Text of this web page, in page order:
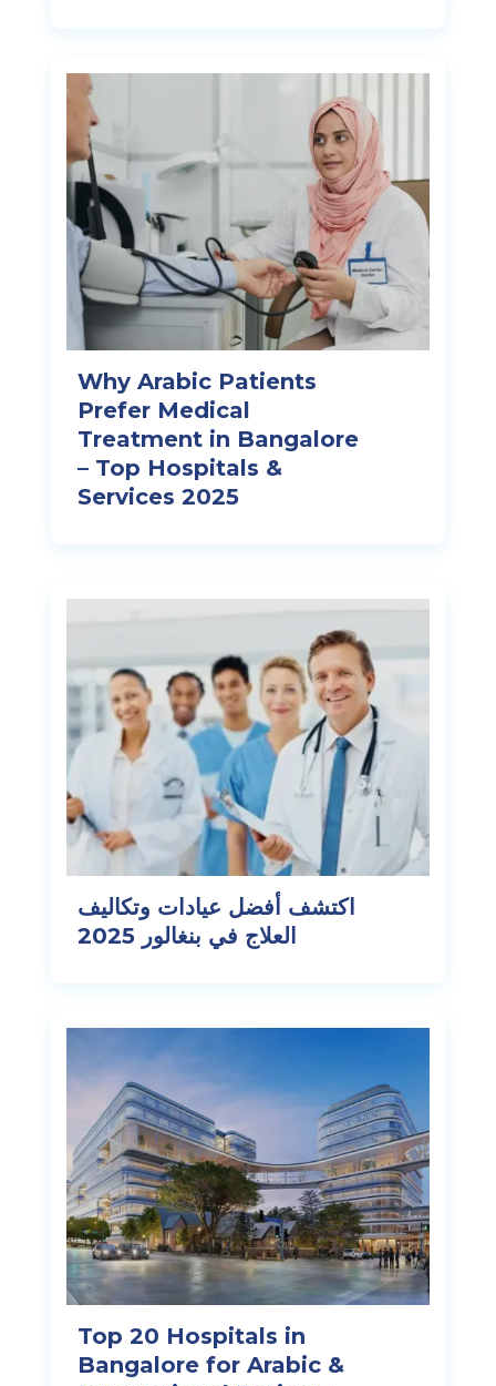
Why Arabic Patients
Prefer Medical
Treatment in Bangalore
– Top Hospitals &
Services 2025
اكتشف أفضل عيادات وتكاليف
العلاج في بنغالور 2025
Top 20 Hospitals in
Bangalore for Arabic &